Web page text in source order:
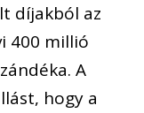
díjakból az
400 millió
A
hogy a